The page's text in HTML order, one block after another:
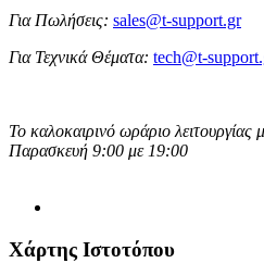
Για Πωλήσεις: sales@t-support.gr
Για Τεχνικά Θέματα: tech@t-
Το καλοκαιρινό ωράριο λειτουργίας
Παρασκευή 9:00 με 19:00
Χάρτης Ιστοτόπου